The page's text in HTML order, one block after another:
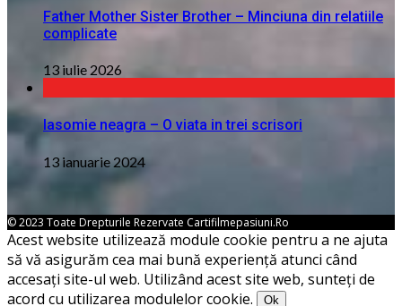
Father Mother Sister Brother – Minciuna din relatiile
complicate
13 iulie 2026
Iasomie neagra – O viata in trei scrisori
13 ianuarie 2024
© 2023 Toate Drepturile Rezervate Cartifilmepasiuni.ro
Acest website utilizează module cookie pentru a ne ajuta
să vă asigurăm cea mai bună experiență atunci când
accesați site-ul web. Utilizând acest site web, sunteți de
acord cu utilizarea modulelor cookie.
Ok